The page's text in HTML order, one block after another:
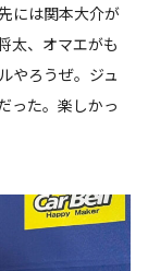
には関本大介が
太、オマエがも
やろうぜ。ジュ
った。楽しかっ